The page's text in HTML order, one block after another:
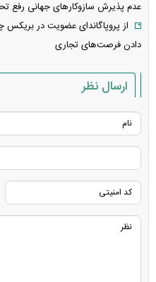
عدم پذیرش سازوکارهای جهانی رفع
از پروپاگاندای عضویت در بریکس
دادن فرصت‌های تجاری
ارسال نظر